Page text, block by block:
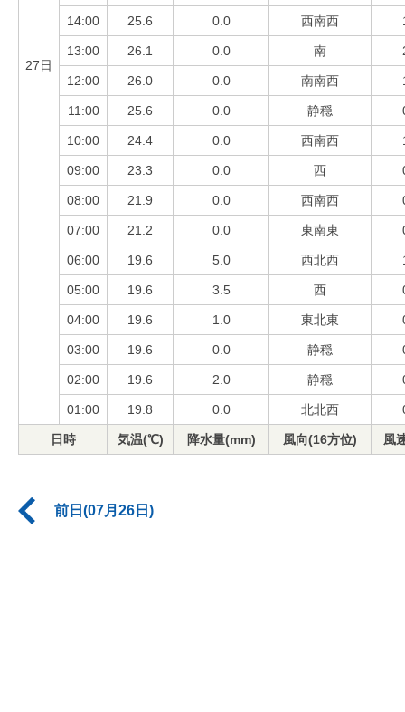
27日
14:00 25.6 0.0 西南西
13:00 26.1 0.0 南
12:00 26.0 0.0 南南西
11:00 25.6 0.0 静穏
10:00 24.4 0.0 西南西
09:00 23.3 0.0 西
08:00 21.9 0.0 西南西
07:00 21.2 0.0 東南東
06:00 19.6 5.0 西北西
05:00 19.6 3.5 西
04:00 19.6 1.0 東北東
03:00 19.6 0.0 静穏
02:00 19.6 2.0 静穏
01:00 19.8 0.0 北北西
日時 気温(℃) 降水量(mm) 風向(16方位) 風
前日(07月26日)